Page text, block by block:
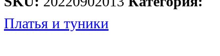
Платья и туники